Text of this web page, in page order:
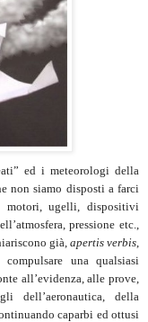
ed i meteorologi della
non siamo disposti a farci
ugelli, dispositivi
pressione etc.,
già, apertis verbis
una qualsiasi
all’evidenza, alle prove,
dell’aeronautica, della
caparbi ed ottusi